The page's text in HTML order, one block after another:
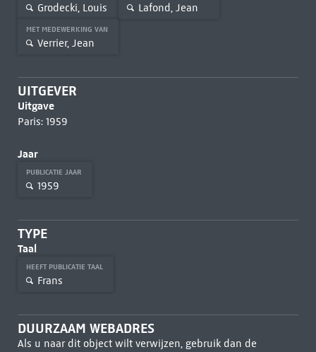
Grodecki, Louis Lafond, Jean
MET MEDEWERKING VAN
Verrier, Jean
UITGEVER
Uitgave
Paris: 1959
Jaar
PUBLICATIE JAAR
1959
TYPE
Taal
HEEFT PUBLICATIE TAAL
Frans
DUURZAAM WEBADRES
Als u naar dit object wilt verwijzen, gebruik dan de